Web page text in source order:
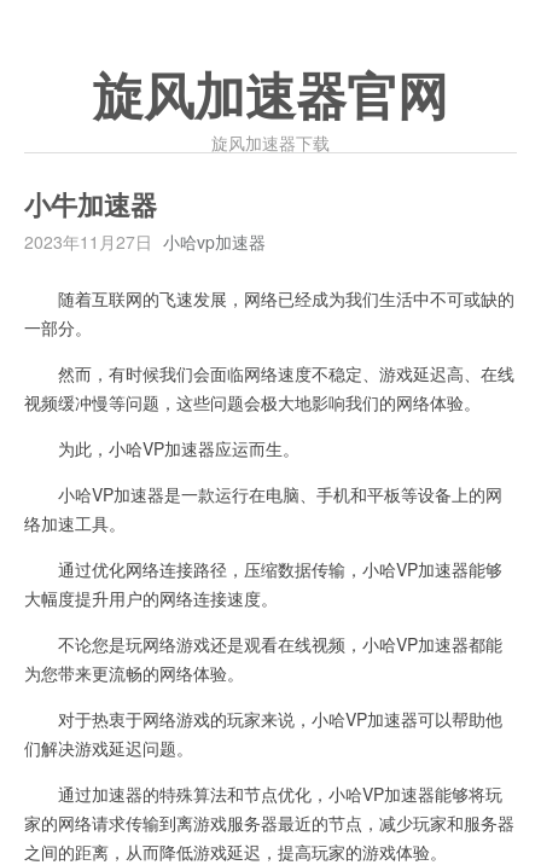
旋风加速器官网
旋风加速器下载
小牛加速器
2023年11月27日 小哈vp加速器
随着互联网的飞速发展，网络已经成为我们生活中不可或缺的
一部分。
然而，有时候我们会面临网络速度不稳定、游戏延迟高、在线
视频缓冲慢等问题，这些问题会极大地影响我们的网络体验。
为此，小哈VP加速器应运而生。
小哈VP加速器是一款运行在电脑、手机和平板等设备上的网
络加速工具。
通过优化网络连接路径，压缩数据传输，小哈VP加速器能够
大幅度提升用户的网络连接速度。
不论您是玩网络游戏还是观看在线视频，小哈VP加速器都能
为您带来更流畅的网络体验。
对于热衷于网络游戏的玩家来说，小哈VP加速器可以帮助他
们解决游戏延迟问题。
通过加速器的特殊算法和节点优化，小哈VP加速器能够将玩
家的网络请求传输到离游戏服务器最近的节点，减少玩家和服务器
之间的距离，从而降低游戏延迟，提高玩家的游戏体验。